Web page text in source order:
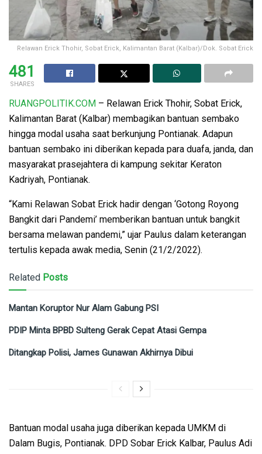
Relawan Erick Thohir, Sobat Erick, Kalimantan Barat (Kalbar)/Dok. Sobat Erick
481
SHARES
RUANGPOLITIK.COM – Relawan Erick Thohir, Sobat Erick,
Kalimantan Barat (Kalbar) membagikan bantuan sembako
hingga modal usaha saat berkunjung Pontianak. Adapun
bantuan sembako ini diberikan kepada para duafa, janda, dan
masyarakat prasejahtera di kampung sekitar Keraton
Kadriyah, Pontianak.
“Kami Relawan Sobat Erick hadir dengan ‘Gotong Royong
Bangkit dari Pandemi’ memberikan bantuan untuk bangkit
bersama melawan pandemi,” ujar Paulus dalam keterangan
tertulis kepada awak media, Senin (21/2/2022).
Related Posts
Mantan Koruptor Nur Alam Gabung PSI
PDIP Minta BPBD Sulteng Gerak Cepat Atasi Gempa
Ditangkap Polisi, James Gunawan Akhirnya Dibui
Bantuan modal usaha juga diberikan kepada UMKM di
Dalam Bugis, Pontianak. DPD Sobar Erick Kalbar, Paulus Adi